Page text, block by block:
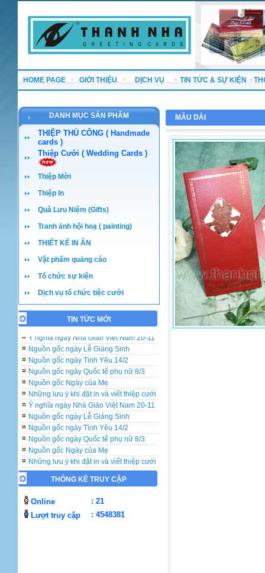
HOME PAGE GIỚI THIỆU DỊCH VỤ TIN TỨC & SỰ KIỆN
DANH MỤC SẢN PHẨM
THIỆP THỦ CÔNG ( Handmade
cards )
Thiệp Cưới ( Wedding Cards )
Thiệp Mời
Thiệp In
Quà Lưu Niệm (Gifts)
Tranh ảnh hội hoạ ( painting)
THIẾT KẾ IN ẤN
Vật phẩm quảng cáo
Tổ chức sự kiện
Dịch vụ tổ chức tiệc cưới
TIN TỨC MỚI
Những lưu ý khi đặt in và viết thiệp cưới
Nguồn gốc ngày Lễ Giáng Sinh
Nguồn gốc ngày Tình Yêu 14/2
Nguồn gốc ngày Quốc tế phụ nữ 8/3
Nguồn gốc Ngày của Mẹ
Những lưu ý khi đặt in và viết thiệp cưới
Ý nghĩa ngày Nhà Giáo Việt Nam 20-11
Nguồn gốc ngày Lễ Giáng Sinh
Nguồn gốc ngày Tình Yêu 14/2
Nguồn gốc ngày Quốc tế phụ nữ 8/3
Nguồn gốc Ngày của Mẹ
Những lưu ý khi đặt in và viết thiệp cưới
Ý nghĩa ngày Nhà Giáo Việt Nam 20-11
Nguồn gốc ngày Lễ Giáng Sinh
Nguồn gốc ngày Quốc tế phụ nữ 8/3
Nguồn gốc Ngày của Mẹ
THỐNG KÊ TRUY CẬP
Online
: 21
Lượt truy cập
: 4548381
MẪU DÀI